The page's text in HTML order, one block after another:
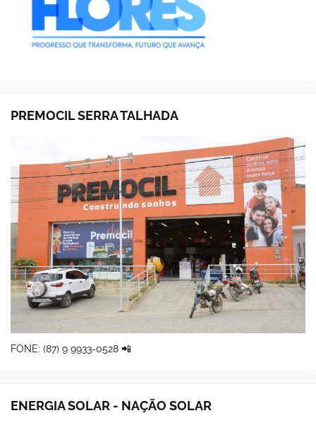
PREMOCIL SERRA TALHADA
FONE: (87) 9 9933-0528 📲
ENERGIA SOLAR - NAÇÃO SOLAR